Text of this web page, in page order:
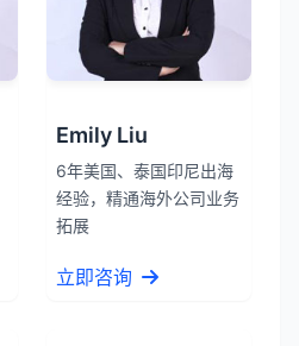
Emily Liu
6年美国、泰国印尼出海
经验，精通海外公司业务
拓展
立即咨询